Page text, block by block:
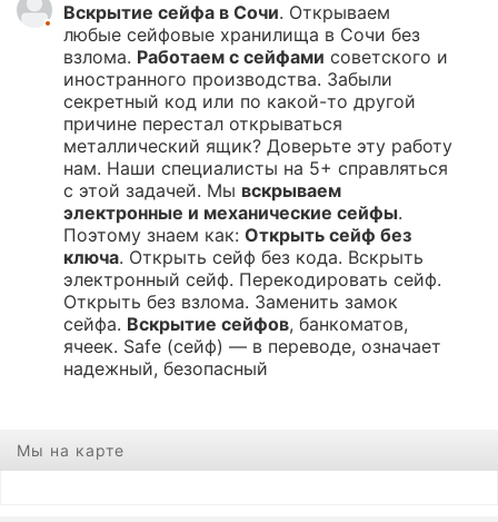
Вскрытие сейфа в Сочи. Открываем
любые сейфовые хранилища в Сочи без
взлома. Работаем с сейфами советского и
иностранного производства. Забыли
секретный код или по какой-то другой
причине перестал открываться
металлический ящик? Доверьте эту работу
нам. Наши специалисты на 5+ справляться
с этой задачей. Мы вскрываем
электронные и механические сейфы.
Поэтому знаем как: Открыть сейф без
ключа. Открыть сейф без кода. Вскрыть
электронный сейф. Перекодировать сейф.
Открыть без взлома. Заменить замок
сейфа. Вскрытие сейфов, банкоматов,
ячеек. Safe (сейф) — в переводе, означает
надежный, безопасный
Мы на карте